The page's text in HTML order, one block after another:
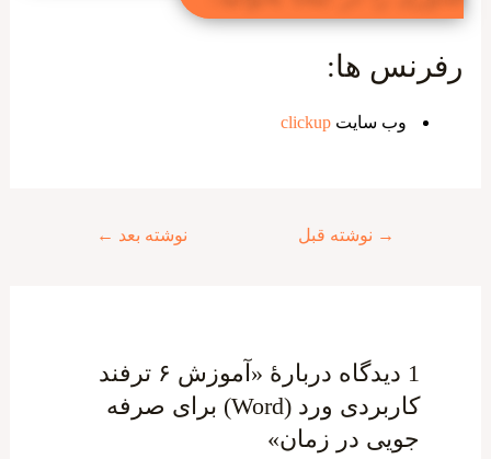
رفرنس ها:
وب سایت clickup
→ نوشته قبل نوشته بعد ←
1 دیدگاه دربارهٔ «آموزش ۶ ترفند
کاربردی ورد (Word) برای صرفه
جویی در زمان»